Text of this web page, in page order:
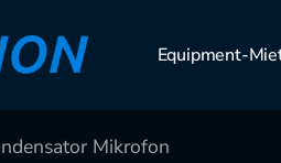
Equipment-
Mikrofon